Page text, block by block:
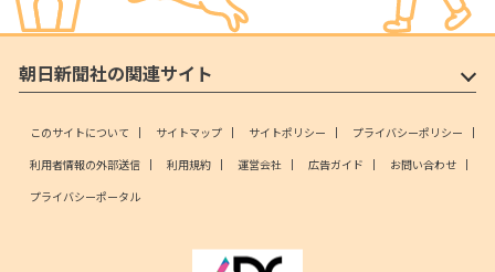
朝日新聞社の関連サイト
このサイトについて サイトマップ サイトポリシー
プライバシーポリシー
利用者情報の外部送信
利用規約 運営会社 広告ガイド
お問い合わせ
プライバシーポータル